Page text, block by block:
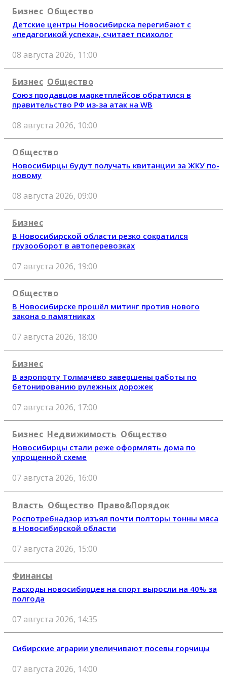
Бизнес Общество
Детские центры Новосибирска перегибают с
«педагогикой успеха», считает психолог
08 августа 2026, 11:00
Бизнес Общество
Союз продавцов маркетплейсов обратился в
правительство РФ из-за атак на WB
08 августа 2026, 10:00
Общество
Новосибирцы будут получать квитанции за ЖКУ по-
новому
08 августа 2026, 09:00
Бизнес
В Новосибирской области резко сократился
грузооборот в автоперевозках
07 августа 2026, 19:00
Общество
В Новосибирске прошёл митинг против нового
закона о памятниках
07 августа 2026, 18:00
Бизнес
В аэропорту Толмачёво завершены работы по
бетонированию рулежных дорожек
07 августа 2026, 17:00
Бизнес Недвижимость Общество
Новосибирцы стали реже оформлять дома по
упрощенной схеме
07 августа 2026, 16:00
Власть Общество Право&Порядок
Роспотребнадзор изъял почти полторы тонны мяса
в Новосибирской области
07 августа 2026, 15:00
Финансы
Расходы новосибирцев на спорт выросли на 40% за
полгода
07 августа 2026, 14:35
Сибирские аграрии увеличивают посевы горчицы
07 августа 2026, 14:00